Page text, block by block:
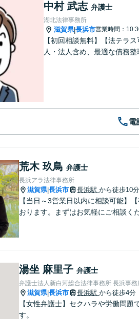
中村 武志 弁護士
湖北法律事務所
滋賀県|長浜市営業時間：
【初回相談無料】【法テラ
人・法人含め、最適な債務整
電
荒木 玖鳥 弁護士
長浜アラ法律事務所
滋賀県|長浜市 長浜駅 から徒歩10分
【当日～3営業日以内に相談可能】
おります。まずはお気軽にご相談く
湯坐 麻里子 弁護士
弁護士法人新白河総合法律事務所 長浜事務
滋賀県|長浜市 長浜駅 から徒歩4分
【女性弁護士】セクハラや労働問
す。